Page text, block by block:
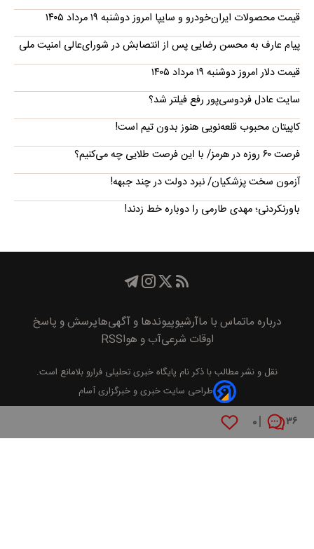
۳۶ ۰
قیمت محصولات ایران‌خودرو و سایپا امروز دوشنبه ۱۹ مرداد ۱۴۰۵
پیام عارف به محسن رضایی پس از انتصابش در شورای‌عالی امنیت ملی
قیمت دلار امروز دوشنبه ۱۹ مرداد ۱۴۰۵
سایت عادل فردوسی‌پور رفع فیلتر شد؟
کاپیتان محبوب قلعه‌نویی هنوز بدون تیم است!
فرصت ۶۰ روزه در هرمز/ با این فرصت طلایی چه می‌کنیم؟
آزمون سخت پزشکیان/ نبرد دولت در چند جبهه!
باورنکردنی؛ مهدی طارمی را دوباره خط زدند!
درباره ماتماس با ماآرشیوپیوند‌ها و آگهی‌هاپرسش و پاسخ
اوقات شرعیآب و هواRSS
نقل و نشر مطالب با ذکر نام پايگاه خبری تحليلی فرارو بلامانع است.
طراحی سایت خبری و خبرگزاری آسام